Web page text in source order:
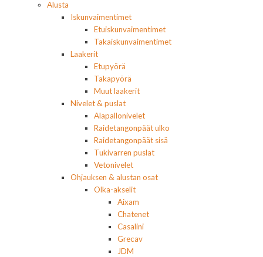
Alusta
Iskunvaimentimet
Etuiskunvaimentimet
Takaiskunvaimentimet
Laakerit
Etupyörä
Takapyörä
Muut laakerit
Nivelet & puslat
Alapallonivelet
Raidetangonpäät ulko
Raidetangonpäät sisä
Tukivarren puslat
Vetonivelet
Ohjauksen & alustan osat
Olka-akselit
Aixam
Chatenet
Casalini
Grecav
JDM